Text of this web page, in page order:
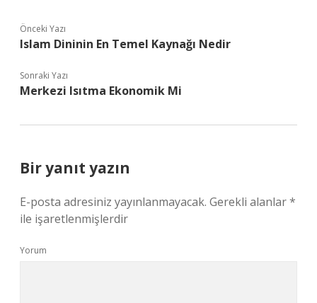
Önceki Yazı
Islam Dininin En Temel Kaynağı Nedir
Sonraki Yazı
Merkezi Isıtma Ekonomik Mi
Bir yanıt yazın
E-posta adresiniz yayınlanmayacak. Gerekli alanlar*
ile işaretlenmişlerdir
Yorum